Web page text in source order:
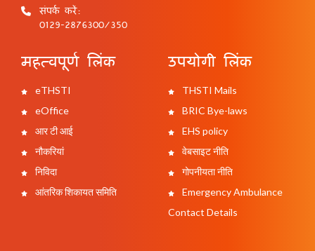
संपर्क करें:
0129-2876300/350
महत्वपूर्ण लिंक
eTHSTI
eOffice
आर टी आई
नौकरियां
निविदा
आंतरिक शिकायत समिति
उपयोगी लिंक
THSTI Mails
BRIC Bye-laws
EHS policy
वेबसाइट नीति
गोपनीयता नीति
Emergency Ambulance
Contact Details